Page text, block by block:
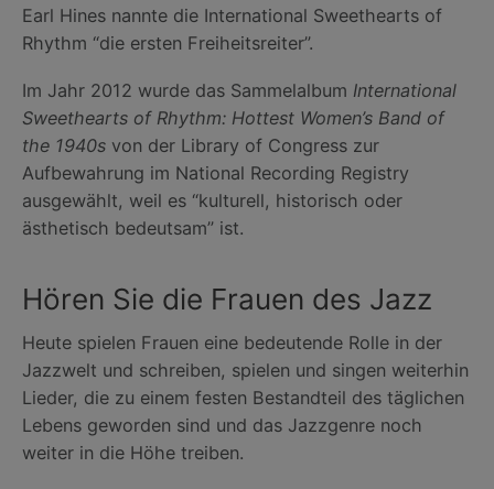
Earl Hines nannte die International Sweethearts of
Rhythm “die ersten Freiheitsreiter”.
Im Jahr 2012 wurde das Sammelalbum International
Sweethearts of Rhythm: Hottest Women’s Band of
the 1940s von der Library of Congress zur
Aufbewahrung im National Recording Registry
ausgewählt, weil es “kulturell, historisch oder
ästhetisch bedeutsam” ist.
Hören Sie die Frauen des Jazz
Heute spielen Frauen eine bedeutende Rolle in der
Jazzwelt und schreiben, spielen und singen weiterhin
Lieder, die zu einem festen Bestandteil des täglichen
Lebens geworden sind und das Jazzgenre noch
weiter in die Höhe treiben.